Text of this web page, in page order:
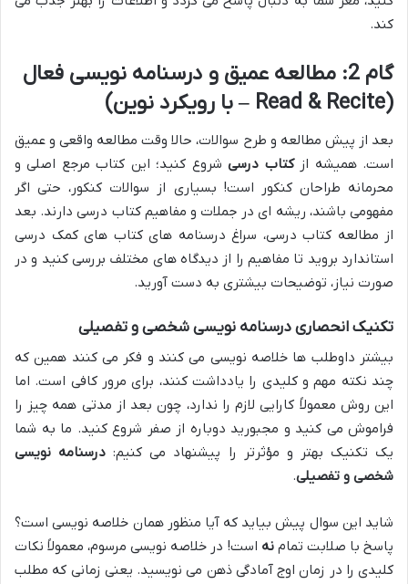
کند.
گام 2: مطالعه عمیق و درسنامه نویسی فعال
(Read & Recite – با رویکرد نوین)
بعد از پیش مطالعه و طرح سوالات، حالا وقت مطالعه واقعی و عمیق
است. همیشه ازکتاب درسیشروع کنید؛ این کتاب مرجع اصلی و
محرمانه طراحان کنکور است! بسیاری از سوالات کنکور، حتی اگر
مفهومی باشند، ریشه ای در جملات و مفاهیم کتاب درسی دارند. بعد
از مطالعه کتاب درسی، سراغ درسنامه های کتاب های کمک درسی
استاندارد بروید تا مفاهیم را از دیدگاه های مختلف بررسی کنید و در
صورت نیاز، توضیحات بیشتری به دست آورید.
تکنیک انحصاری درسنامه نویسی شخصی و تفصیلی
بیشتر داوطلب ها خلاصه نویسی می کنند و فکر می کنند همین که
چند نکته مهم و کلیدی را یادداشت کنند، برای مرور کافی است. اما
این روش معمولاً کارایی لازم را ندارد، چون بعد از مدتی همه چیز را
فراموش می کنید و مجبورید دوباره از صفر شروع کنید. ما به شما
یک تکنیک بهتر و مؤثرتر را پیشنهاد می کنیم: درسنامه نویسی
شخصی و تفصیلی.
شاید این سوال پیش بیاید که آیا منظور همان خلاصه نویسی است؟
پاسخ با صلابت تمامنه است! در خلاصه نویسی مرسوم، معمولاً نکات
کلیدی را در زمان اوج آمادگی ذهن می نویسید. یعنی زمانی که مطلب